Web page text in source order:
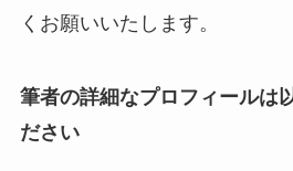
くお願いいたします。
筆者の詳細なプロフィールは
ださい